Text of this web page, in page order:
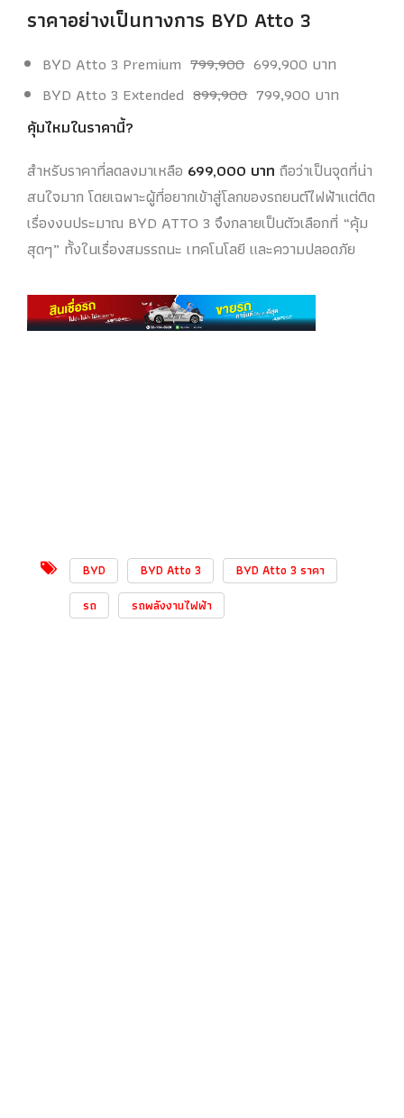
ราคาอย่างเป็นทางการ BYD Atto 3
BYD Atto 3 Premium799,900699,900 บาท
BYD Atto 3 Extended899,900799,900 บาท
คุ้มไหมในราคานี้?
สำหรับราคาที่ลดลงมาเหลือ 699,000 บาท ถือว่าเป็นจุดที่น่า
สนใจมาก โดยเฉพาะผู้ที่อยากเข้าสู่โลกของรถยนต์ไฟฟ้าแต่ติด
เรื่องงบประมาณ BYD ATTO 3 จึงกลายเป็นตัวเลือกที่ “คุ้ม
สุดๆ” ทั้งในเรื่องสมรรถนะ เทคโนโลยี และความปลอดภัย
BYD BYD Atto 3
BYD Atto 3 ราคา
รถ
รถพลังงานไฟฟ้า